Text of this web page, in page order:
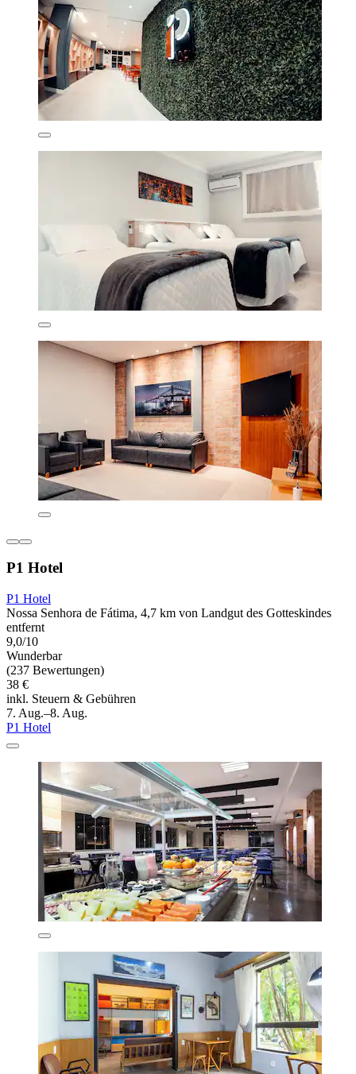
P1 Hotel
P1 Hotel
Nossa Senhora de Fátima, 4,7 km von Landgut des Gotteskindes
entfernt
9,0/10
Wunderbar
(237 Bewertungen)
38 €
inkl. Steuern & Gebühren
7. Aug.–8. Aug.
P1 Hotel